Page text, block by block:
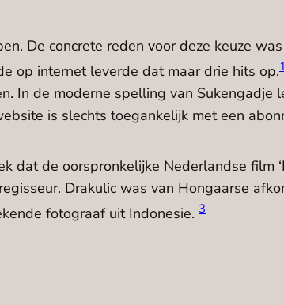
De concrete reden voor deze keuze
op internet leverde dat maar drie hits op.
In de moderne spelling van Sukengadje
is slechts toegankelijk met een
dat de oorspronkelijke Nederlandse film
Drakulic was van Hongaarse
fotograaf uit Indonesie.3